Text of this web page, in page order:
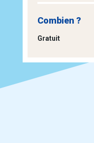
Combien ?
Gratuit